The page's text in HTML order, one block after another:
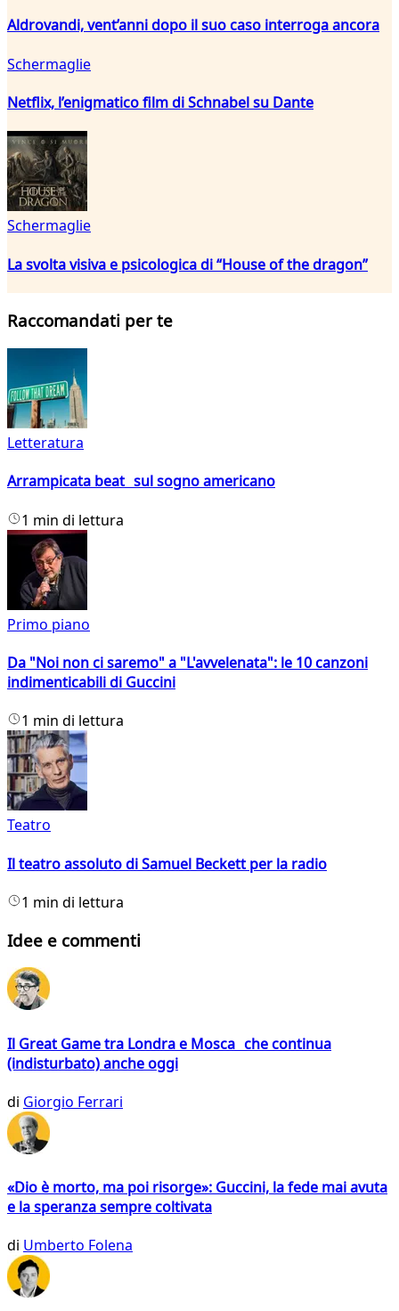
Aldrovandi, vent’anni dopo il suo caso interroga ancora
Schermaglie
Netflix, l’enigmatico film di Schnabel su Dante
Schermaglie
La svolta visiva e psicologica di “House of the dragon”
Raccomandati per te
Letteratura
Arrampicata beat sul sogno americano
1 min di lettura
Primo piano
Da "Noi non ci saremo" a "L'avvelenata": le 10 canzoni
indimenticabili di Guccini
1 min di lettura
Teatro
Il teatro assoluto di Samuel Beckett per la radio
1 min di lettura
Idee e commenti
Il Great Game tra Londra e Mosca che continua
(indisturbato) anche oggi
di Giorgio Ferrari
«Dio è morto, ma poi risorge»: Guccini, la fede mai avuta
e la speranza sempre coltivata
di Umberto Folena